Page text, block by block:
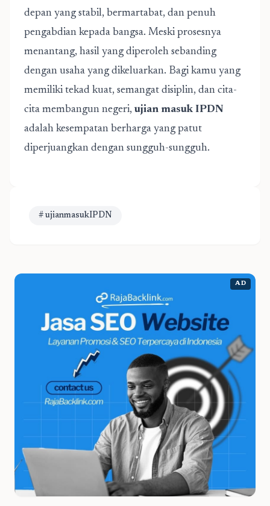
depan yang stabil, bermartabat, dan penuh
pengabdian kepada bangsa. Meski prosesnya
menantang, hasil yang diperoleh sebanding
dengan usaha yang dikeluarkan. Bagi kamu yang
memiliki tekad kuat, semangat disiplin, dan cita-
cita membangun negeri, ujian masuk IPDN
adalah kesempatan berharga yang patut
diperjuangkan dengan sungguh-sungguh.
# ujianmasukIPDN
AD